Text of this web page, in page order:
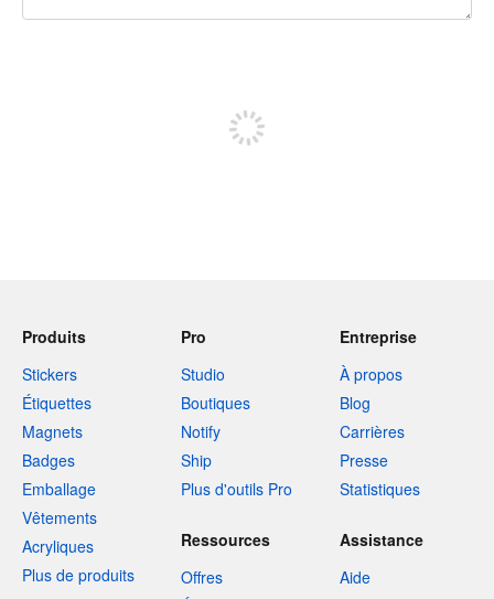
Produits
Stickers
Étiquettes
Magnets
Badges
Emballage
Vêtements
Acryliques
Plus de produits
Pro
Studio
Boutiques
Notify
Ship
Plus d'outils Pro
Entreprise
À propos
Blog
Carrières
Presse
Statistiques
Ressources
Offres
Assistance
Aide